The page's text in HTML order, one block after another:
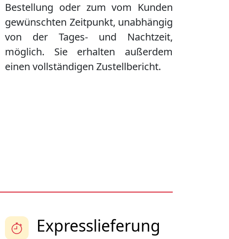
Bestellung oder zum vom Kunden
gewünschten Zeitpunkt, unabhängig
von der Tages- und Nachtzeit,
möglich. Sie erhalten außerdem
einen vollständigen Zustellbericht.
Expresslieferung